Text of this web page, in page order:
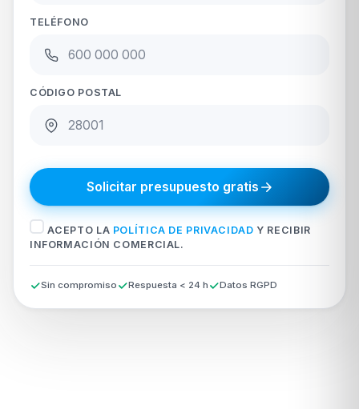
TELÉFONO
CÓDIGO POSTAL
Solicitar presupuesto gratis
ACEPTO LA POLÍTICA DE PRIVACIDAD Y RECIBIR
INFORMACIÓN COMERCIAL.
Sin compromiso Respuesta < 24 h Datos RGPD